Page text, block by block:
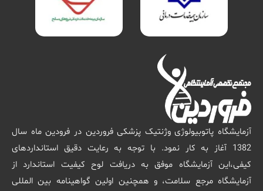
آزمایشگاه پاتوبیولوژی وژنتیک پزشکی فروردین در فرودین ماه سال
1382 آغاز به کار نمود. با توجه به رعایت دقیق استانداردهای
کیفی،این آزمایشگاه موفق به دریافت لوح کیفیت استاندارد از
آزمایشگاه مرجع سلامت، و همچنین اولین گواهینامه بین المللی